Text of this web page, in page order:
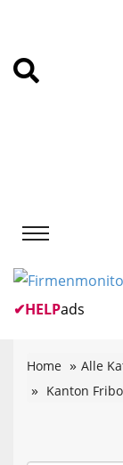
✔HELPads
Home Alle
Kanton